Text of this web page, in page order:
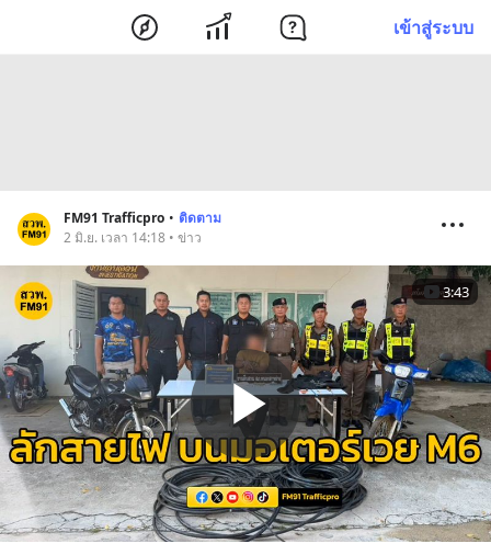
เข้าสู่ระบบ
FM91 Trafficpro • ติดตาม
2 มิ.ย. เวลา 14:18 • ข่าว
3:43